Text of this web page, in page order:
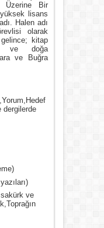
Üzerine Bir
yüksek lisans
Halen adı
olarak
gelince; kitap
ve doğa
ve Buğra
dergilerde
ve